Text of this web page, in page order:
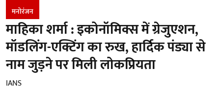
मनोरंजन
माहिका शर्मा : इकोनॉमिक्स में ग्रेजुएशन,
मॉडलिंग-एक्टिंग का रुख, हार्दिक पंड्या से
नाम जुड़ने पर मिली लोकप्रियता
IANS